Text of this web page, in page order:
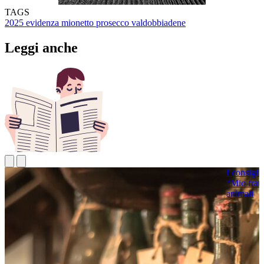
TAGS
2025 evidenza mionetto prosecco valdobbiadene
Leggi anche
I consigli
“Mio
animali